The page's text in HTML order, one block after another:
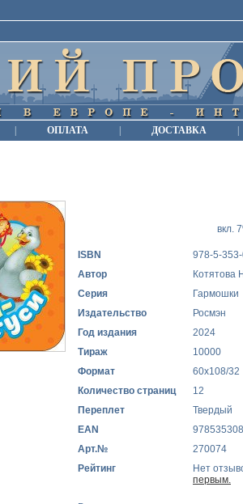
ОПЛАТА ДОСТАВКА
вкл.
ISBN
978-5-
Автор
Котятова
Серия
Гармошки
Издательство
Росмэн
Год издания
2024
Тираж
10000
Формат
60х108/32
Количество страниц
12
Переплет
Твердый
EAN
Арт.№
270074
Рейтинг
Нет
первым.